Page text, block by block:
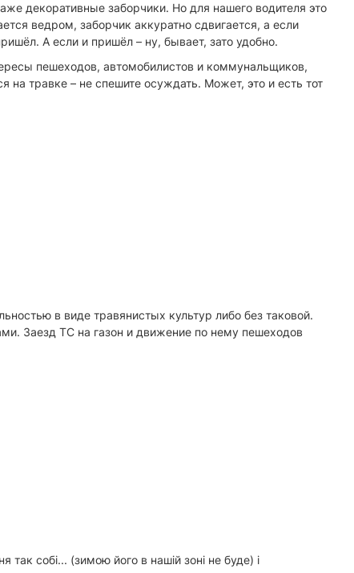
декоративные заборчики. Но для нашего водителя это
ведром, заборчик аккуратно сдвигается, а если
А если и пришёл – ну, бывает, зато удобно.
пешеходов, автомобилистов и коммунальщиков,
на травке – не спешите осуждать. Может, это и есть тот
в виде травянистых культур либо без таковой.
Заезд ТС на газон и движение по нему пешеходов
собі... (зимою його в нашій зоні не буде) і